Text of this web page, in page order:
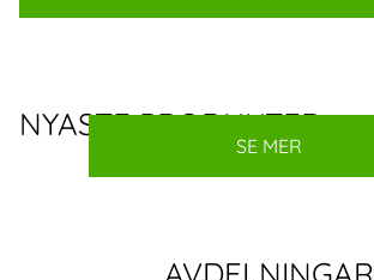
NYASTE PRODUKTER
SE MER
AVDELNINGAR